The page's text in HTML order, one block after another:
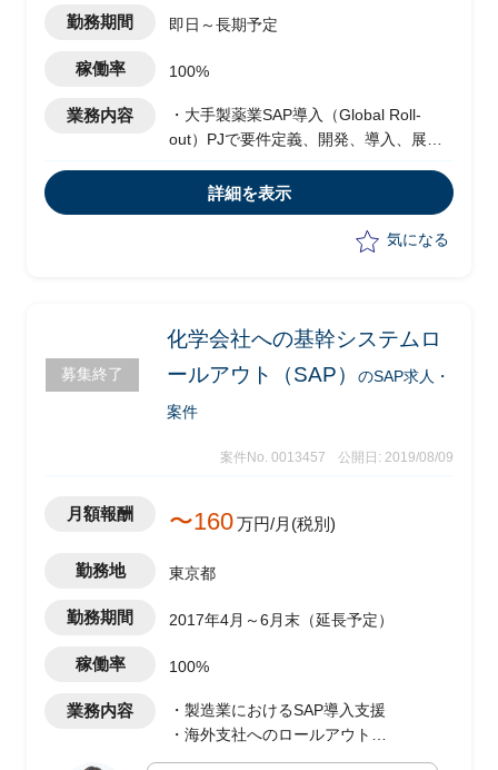
勤務期間 即日～長期予定
稼働率 100%
業務内容
・大手製薬業SAP導入（Global Roll-
out）PJで要件定義、開発、導入、展開
・ファンクションコンサルティング
－SD（リード）
（特にリードは英語での交渉、ミーティ
詳細を表示
気になる
募集終了
化学会社への基幹システムロ
ールアウト（SAP）
のSAP求人・
案件
案件No. 0013457 公開日: 2019/08/09
月額報酬 〜160万円/月(税別)
勤務地 東京都
勤務期間 2017年4月～6月末（延長予定）
稼働率 100%
業務内容
・製造業におけるSAP導入支援
・海外支社へのロールアウト
・販売管理（SD）および会計（FI/CO）